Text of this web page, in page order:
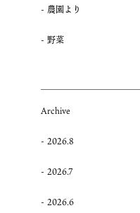
農園より
野菜
Archive
2026.8
2026.7
2026.6